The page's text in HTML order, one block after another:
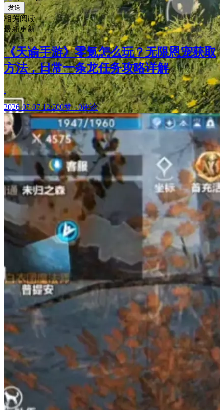
发送
相关阅读
最新更新
《天谕手游》零氪怎么玩？无限恩宠获取
方法，日常一条龙任务攻略详解
-
2026-07-07 12:200赞·0评论